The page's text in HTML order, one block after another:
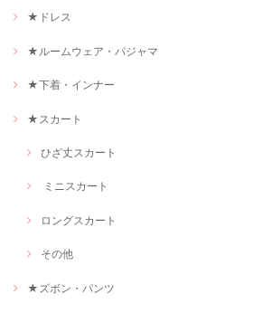
★ドレス
★ルームウェア・パジャマ
★下着・インナー
★スカート
ひざ丈スカート
ミニスカート
ロングスカート
その他
★ズボン・パンツ